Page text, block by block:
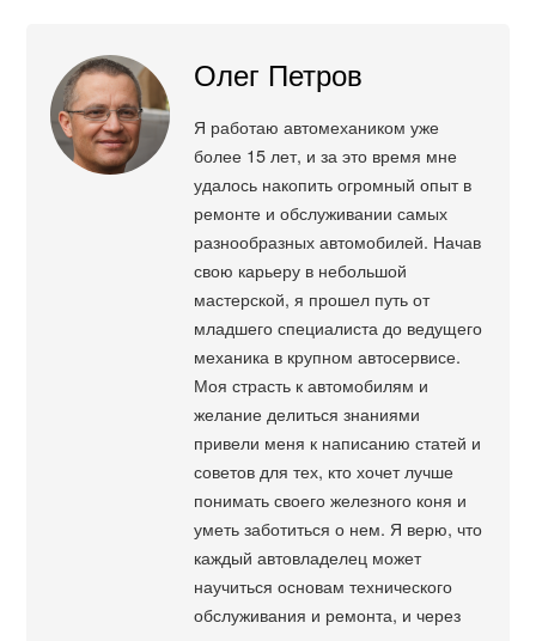
Олег Петров
Я работаю автомехаником уже
более 15 лет, и за это время мне
удалось накопить огромный опыт в
ремонте и обслуживании самых
разнообразных автомобилей. Начав
свою карьеру в небольшой
мастерской, я прошел путь от
младшего специалиста до ведущего
механика в крупном автосервисе.
Моя страсть к автомобилям и
желание делиться знаниями
привели меня к написанию статей и
советов для тех, кто хочет лучше
понимать своего железного коня и
уметь заботиться о нем. Я верю, что
каждый автовладелец может
научиться основам технического
обслуживания и ремонта, и через